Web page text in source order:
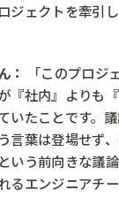
ジェクトを牽引
：
「このプロジ
『社内』よりも『
いたことです。
言葉は登場せず
という前向きな議
るエンジニアチ